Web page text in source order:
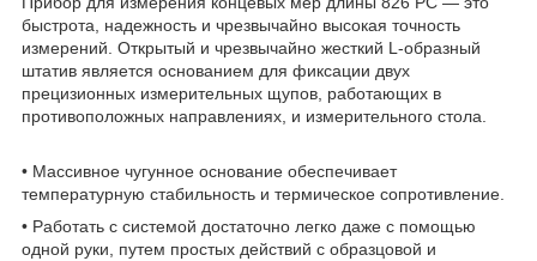
быстрота, надежность и чрезвычайно высокая точность
измерений. Открытый и чрезвычайно жесткий L-образный
штатив является основанием для фиксации двух
прецизионных измерительных щупов, работающих в
противоположных направлениях, и измерительного стола.
• Массивное чугунное основание обеспечивает
температурную стабильность и термическое сопротивление.
• Работать с системой достаточно легко даже с помощью
одной руки, путем простых действий с образцовой и